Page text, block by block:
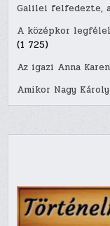
Galilei felfedezte,
A középkor
(1 725)
Az igazi Anna
Amikor Nagy